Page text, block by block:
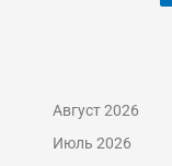
Август 2026
Июль 2026